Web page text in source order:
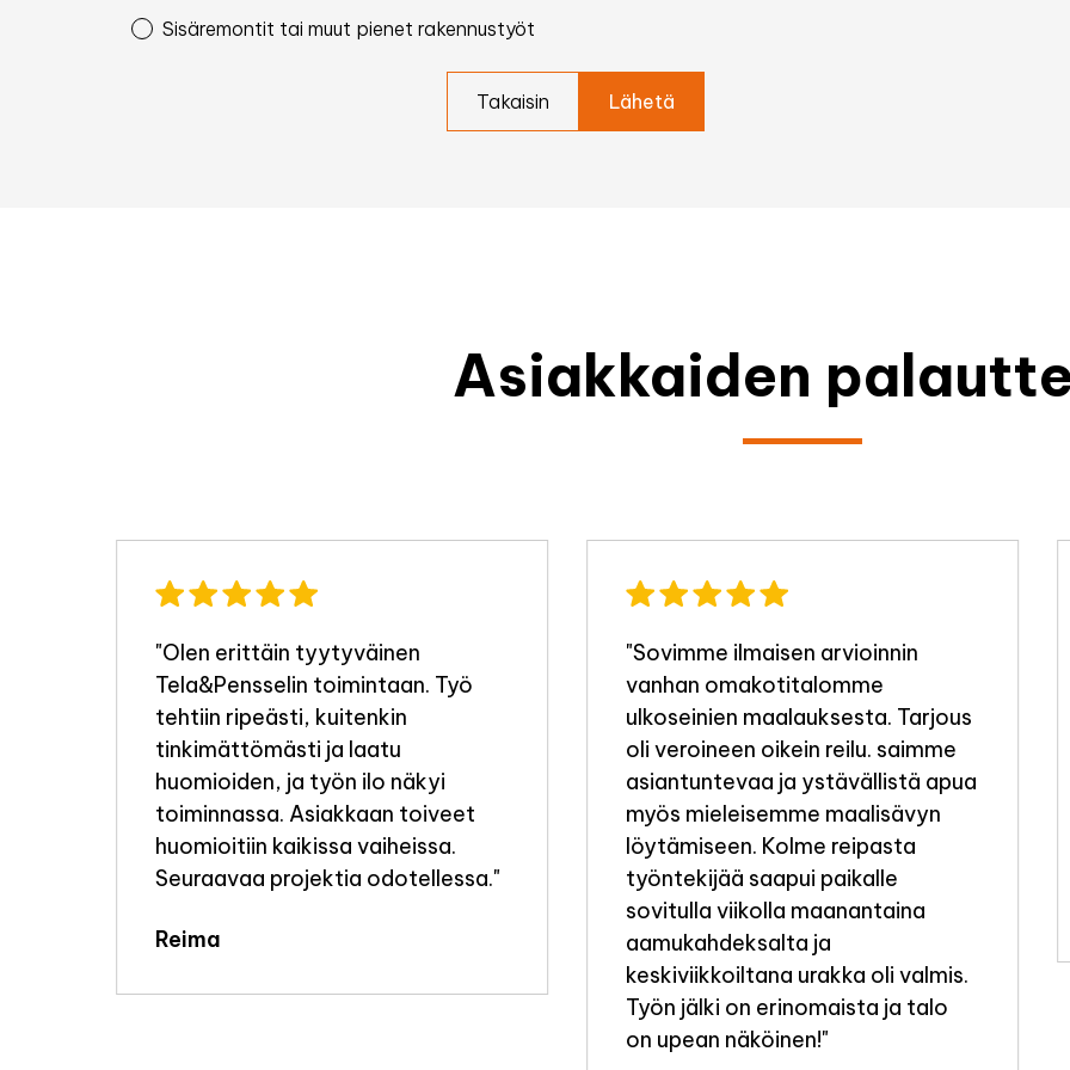
Sisäremontit tai muut pienet rakennustyöt
Takaisin
Asiakkaiden
"Olen erittäin tyytyväinen
Tela&Pensselin toimintaan. Työ
tehtiin ripeästi, kuitenkin
tinkimättömästi ja laatu
huomioiden, ja työn ilo näkyi
toiminnassa. Asiakkaan toiveet
huomioitiin kaikissa vaiheissa.
Seuraavaa projektia odotellessa."
Reima
"Sovimme ilmaisen arvioinnin
vanhan omakotitalomme
ulkoseinien maalauksesta. Tarjous
oli veroineen oikein reilu. saimme
asiantuntevaa ja ystävällistä apua
myös mieleisemme maalisävyn
löytämiseen. Kolme reipasta
työntekijää saapui paikalle
sovitulla viikolla maanantaina
aamukahdeksalta ja
keskiviikkoiltana urakka oli valmis.
Työn jälki on erinomaista ja talo
on upean näköinen!"